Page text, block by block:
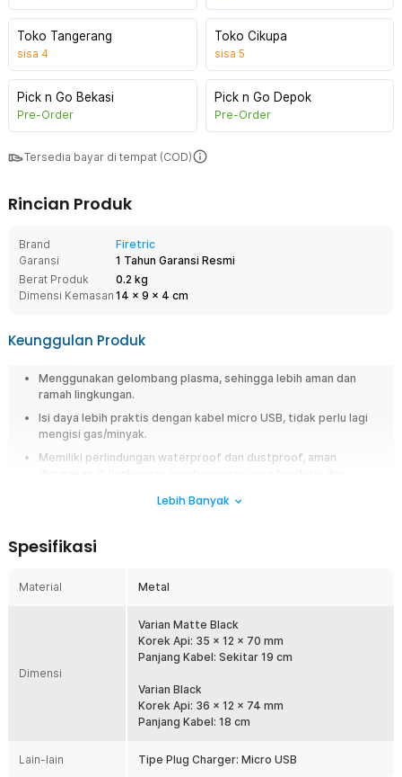
Toko Tangerang
sisa 4
Toko Cikupa
sisa 5
Pick n Go Bekasi
Pre-Order
Pick n Go Depok
Pre-Order
Tersedia bayar di tempat (COD)
Rincian Produk
Brand
Firetric
Garansi
1 Tahun Garansi Resmi
Berat Produk
0.2 kg
Dimensi Kemasan 14 x 9 x 4 cm
Keunggulan Produk
Menggunakan gelombang plasma, sehingga lebih aman dan
ramah lingkungan.
Isi daya lebih praktis dengan kabel micro USB, tidak perlu lagi
mengisi gas/minyak.
Memiliki perlindungan waterproof dan dustproof, aman
Korek api elektrik Firetric JL613-FD hadir dengan teknologi Cross
tanpa menggunakan gas maupun minyak. Cukup isi ulang menggunakan
kabel Micro USB, dan korek siap digunakan kembali kapan saja. Dengan
desain ringkas serta indikator baterai, korek api elektrik ini menjadi
pilihan praktis untuk penggunaan sehari-hari maupun aktivitas outdoor.
Tidak perlu lagi membeli gas isi ulang atau mengganti batu api.
Lebih Banyak
Spesifikasi
Material Metal
Dimensi
Varian Matte Black
Korek Api: 35 x 12 x 70 mm
Panjang Kabel: Sekitar 19 cm
Varian Black
Korek Api: 36 x 12 x 74 mm
Panjang Kabel: 18 cm
Lain-lain Tipe Plug Charger: Micro USB